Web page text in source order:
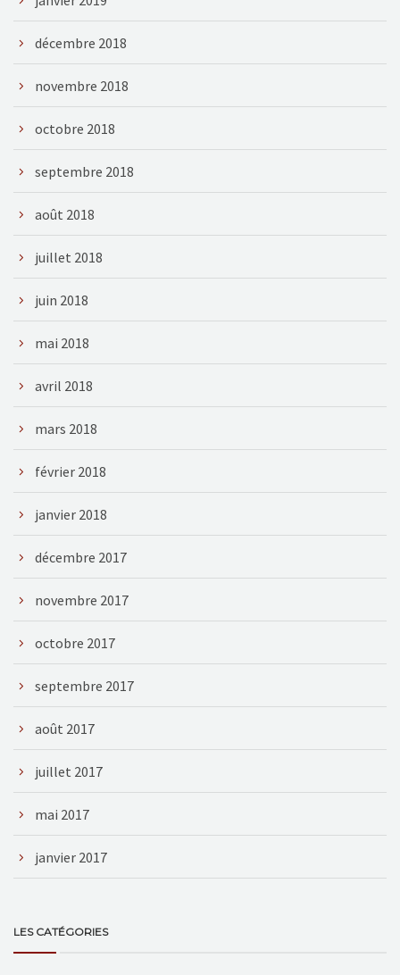
décembre 2018
novembre 2018
octobre 2018
septembre 2018
août 2018
juillet 2018
juin 2018
mai 2018
avril 2018
mars 2018
février 2018
janvier 2018
décembre 2017
novembre 2017
octobre 2017
septembre 2017
août 2017
juillet 2017
mai 2017
janvier 2017
LES CATÉGORIES